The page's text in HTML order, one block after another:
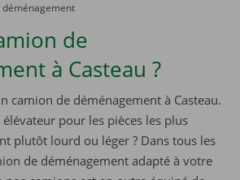
déménagement
de
à Casteau ?
camion de déménagement à Casteau.
pour les pièces les plus
plutôt lourd ou léger ? Dans tous les
de déménagement adapté à votre